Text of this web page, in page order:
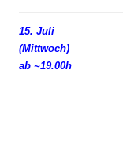
15. Juli
(Mittwoch)
ab ~19.00h